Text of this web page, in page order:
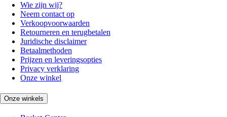
Wie zijn wij?
Neem contact op
Verkoopvoorwaarden
Retourneren en terugbetalen
Juridische disclaimer
Betaalmethoden
Prijzen en leveringsopties
Privacy verklaring
Onze winkel
Onze winkels